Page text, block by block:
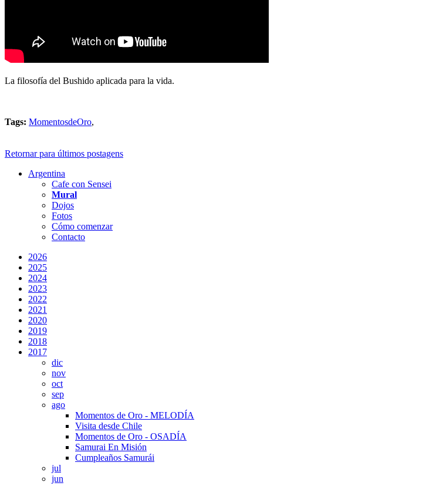
La filosofía del Bushido aplicada para la vida.
Tags: MomentosdeOro,
Retornar para últimos postagens
Argentina
Cafe con Sensei
Mural
Dojos
Fotos
Cómo comenzar
Contacto
2026
2025
2024
2023
2022
2021
2020
2019
2018
2017
dic
nov
oct
sep
ago
Momentos de Oro - MELODÍA
Visita desde Chile
Momentos de Oro - OSADÍA
Samurai En Misión
Cumpleaños Samurái
jul
jun